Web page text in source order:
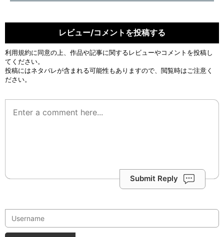
レビュー/コメントを投稿する
利用規約に同意の上、作品や記事に関するレビューやコメントを投稿し
てください。
投稿にはネタバレが含まれる可能性もありますので、閲覧時はご注意く
ださい。
Submit Reply